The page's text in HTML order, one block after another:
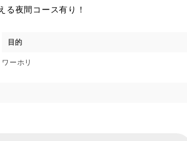
る夜間コース有り！
目的
ワーホリ